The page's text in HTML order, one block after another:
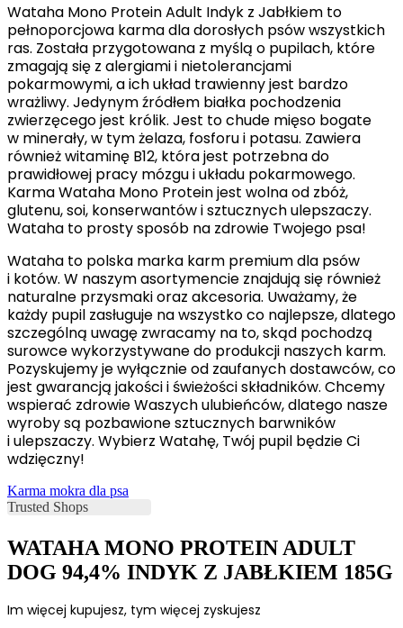
Wataha Mono Protein Adult Indyk z Jabłkiem to
pełnoporcjowa karma dla dorosłych psów wszystkich
ras. Została przygotowana z myślą o pupilach, które
zmagają się z alergiami i nietolerancjami
pokarmowymi, a ich układ trawienny jest bardzo
wrażliwy. Jedynym źródłem białka pochodzenia
zwierzęcego jest królik. Jest to chude mięso bogate
w minerały, w tym żelaza, fosforu i potasu. Zawiera
również witaminę B12, która jest potrzebna do
prawidłowej pracy mózgu i układu pokarmowego.
Karma Wataha Mono Protein jest wolna od zbóż,
glutenu, soi, konserwantów i sztucznych ulepszaczy.
Wataha to prosty sposób na zdrowie Twojego psa!
Wataha to polska marka karm premium dla psów
i kotów. W naszym asortymencie znajdują się również
naturalne przysmaki oraz akcesoria. Uważamy, że
każdy pupil zasługuje na wszystko co najlepsze, dlatego
szczególną uwagę zwracamy na to, skąd pochodzą
surowce wykorzystywane do produkcji naszych karm.
Pozyskujemy je wyłącznie od zaufanych dostawców, co
jest gwarancją jakości i świeżości składników. Chcemy
wspierać zdrowie Waszych ulubieńców, dlatego nasze
wyroby są pozbawione sztucznych barwników
i ulepszaczy. Wybierz Watahę, Twój pupil będzie Ci
wdzięczny!
Karma mokra dla psa
WATAHA MONO PROTEIN ADULT
DOG 94,4% INDYK Z JABŁKIEM 185G
Im więcej kupujesz, tym więcej zyskujesz